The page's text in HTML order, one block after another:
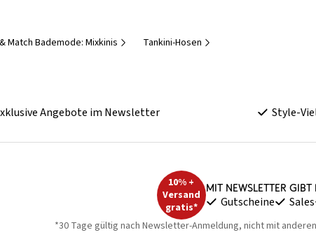
Match Bademode: Mixkinis Tankini-Hosen
Angebote im Newsletter Style-
10% +
Versand
gratis*
Mit Newsletter gibt
Gutscheine Sales
*30 Tage gültig nach Newsletter-Anmeldung, nicht mit